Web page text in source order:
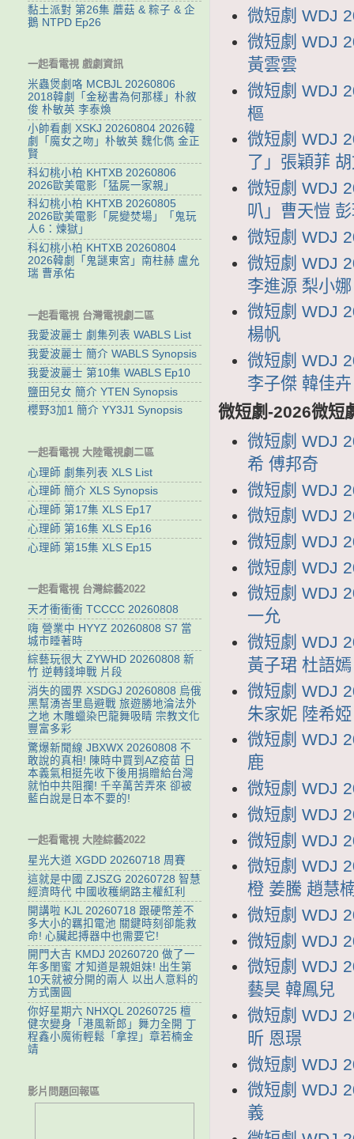
微短劇 WDJ
微短劇 WDJ
黃雲雲
微短劇 WDJ
樞
微短劇 WDJ
了」張穎菲
微短劇 WDJ
叭」曹天愷
微短劇 WDJ
微短劇 WDJ
李進源 梨小娜
微短劇 WDJ
楊帆
微短劇 WDJ
李子傑 韓佳卉
微短劇-2026微短
微短劇 WDJ
希 傅邦奇
微短劇 WDJ
微短劇 WDJ
微短劇 WDJ
微短劇 WDJ
微短劇 WDJ
一允
微短劇 WDJ
黃子珺 杜語
微短劇 WDJ
朱家妮 陸希
微短劇 WDJ
鹿
微短劇 WDJ
微短劇 WDJ
微短劇 WDJ
微短劇 WDJ
橙 姜騰 趙慧
微短劇 WDJ
微短劇 WDJ
微短劇 WDJ
藝昊 韓鳳兒
微短劇 WDJ
昕 恩璟
微短劇 WDJ
微短劇 WDJ
義
黏土派對 第26集 蘑菇 & 粽子 & 企
鵝 NTPD Ep26
一起看電視 戲劇資訊
米蟲煲劇咯 MCBJL 20260806
2018韓劇「金秘書為何那樣」朴敘
俊 朴敏英 李泰煥
小帥看劇 XSKJ 20260804 2026韓
劇「魔女之吻」朴敏英 魏化儁 金正
賢
科幻桃小柏 KHTXB 20260806
2026歐美電影「猛屍一家親」
科幻桃小柏 KHTXB 20260805
2026歐美電影「屍變焚場」「鬼玩
人6：煉獄」
科幻桃小柏 KHTXB 20260804
2026韓劇「鬼謎東宮」南柱赫 盧允
瑞 曹承佑
一起看電視 台灣電視劇二區
我愛波麗士 劇集列表 WABLS List
我愛波麗士 簡介 WABLS Synopsis
我愛波麗士 第10集 WABLS Ep10
鹽田兒女 簡介 YTEN Synopsis
櫻野3加1 簡介 YY3J1 Synopsis
一起看電視 大陸電視劇二區
心理師 劇集列表 XLS List
心理師 簡介 XLS Synopsis
心理師 第17集 XLS Ep17
心理師 第16集 XLS Ep16
心理師 第15集 XLS Ep15
一起看電視 台灣綜藝2022
天才衝衝衝 TCCCC 20260808
嗨 營業中 HYYZ 20260808 S7 當
城市睡著時
綜藝玩很大 ZYWHD 20260808 新
竹 逆轉錢坤戰 片段
消失的國界 XSDGJ 20260808 烏俄
黑幫湧峇里島避戰 旅遊勝地淪法外
之地 木雕蠟染巴龍舞吸睛 宗教文化
豐富多彩
驚爆新聞線 JBXWX 20260808 不
敢說的真相! 陳時中買到AZ疫苗 日
本義氣相挺先收下後用捐贈給台灣
就怕中共阻攔! 千辛萬苦弄來 卻被
藍白說是日本不要的!
一起看電視 大陸綜藝2022
星光大道 XGDD 20260718 周賽
這就是中國 ZJSZG 20260728 智慧
經濟時代 中國收穫網路主權紅利
開講啦 KJL 20260718 跟硬幣差不
多大小的羈扣電池 關鍵時刻卻能救
命! 心臟起搏器中也需要它!
開門大吉 KMDJ 20260720 做了一
年多閨蜜 才知道是親姐妹! 出生第
10天就被分開的兩人 以出人意料的
方式團圓
你好星期六 NHXQL 20260725 檀
健次變身「港風新郎」舞力全開 丁
程鑫小魔術輕鬆「拿捏」章若楠金
靖
影片問題回報區